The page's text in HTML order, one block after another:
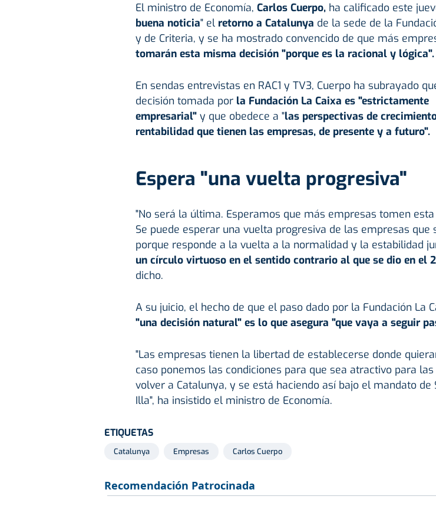
El ministro de Economía, Carlos Cuerpo,ha calificado este
buena noticia" el retorno a Catalunya de la sede de la
y de Criteria, y se ha mostrado convencido de que más
tomarán esta misma decisión "porque es la racional y lógica".
En sendas entrevistas en RAC1 y TV3, Cuerpo ha subrayado
decisión tomada porla Fundación La Caixa es "estrictamente
empresarial"y que obedece a "las perspectivas de
rentabilidad que tienen las empresas, de presente y a futuro".
Espera "una vuelta progresiva"
"No será la última. Esperamos que más empresas tomen esta
Se puede esperar una vuelta progresiva de las empresas que
porque responde a la vuelta a la normalidad y la estabilidad
un círculo virtuoso en el sentido contrario al que se dio en el
dicho.
A su juicio, el hecho de que el paso dado por la Fundación La
"una decisión natural" es lo que asegura "que vaya a seguir
"Las empresas tienen la libertad de establecerse donde
caso ponemos las condiciones para que sea atractivo para
volver a Catalunya, y se está haciendo así bajo el mandato de
Illa", ha insistido el ministro de Economía.
ETIQUETAS
Catalunya Empresas Carlos Cuerpo